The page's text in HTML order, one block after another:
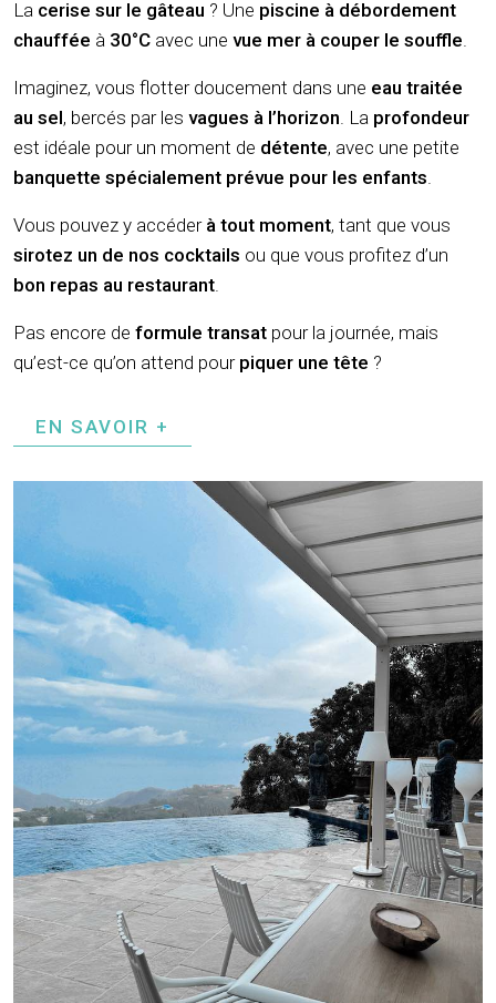
La cerise sur le gâteau ? Une piscine à débordement
chauffée à 30°C avec une vue mer à couper le souffle
Imaginez, vous flotter doucement dans une eau traitée
au sel, bercés par les vagues à l’horizon . La profondeur
est idéale pour un moment de détente, avec une petite
banquette spécialement prévue pour les enfants
Vous pouvez y accéder à tout moment, tant que vous
sirotez un de nos cocktails ou que vous profitez d’un
bon repas au restaurant
Pas encore de formule transat pour la journée, mais
qu’est-ce qu’on attend pour piquer une tête ?
EN SAVOIR +